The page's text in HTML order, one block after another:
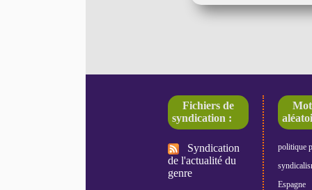
Fichiers de
syndication :
Syndication
de l'actualité du
genre
politique
Espagne